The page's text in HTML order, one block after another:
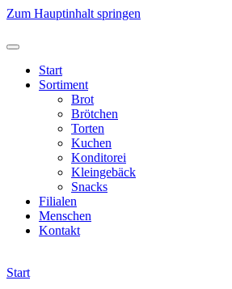
Zum Hauptinhalt springen
Start
Sortiment
Brot
Brötchen
Torten
Kuchen
Konditorei
Kleingebäck
Snacks
Filialen
Menschen
Kontakt
Start